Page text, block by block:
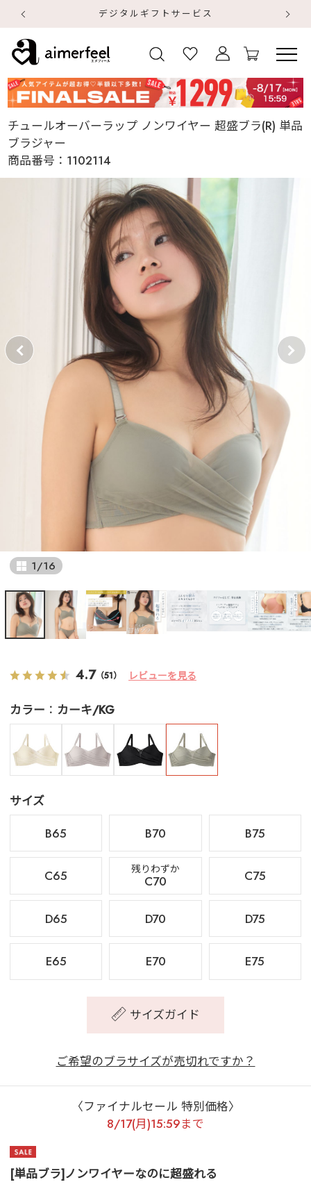
デジタルギフトサービス
チュールオーバーラップ ノンワイヤー 超盛ブラ(R) 単品
ブラジャー
商品番号： 1102114
1/16
4.7 （51） レビューを見る
カラー カーキ/KG
サイズ
B65
B70 B75
C65 残りわずか
C70 C75
D65 D70 D75
E65 E70 E75
サイズガイド
ご希望のブラサイズが売切れですか？
〈ファイナルセール 特別価格〉
8/17(月)15:59まで
[単品ブラ]ノンワイヤーなのに超盛れる